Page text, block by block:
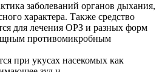
заболеваний органов дыхания,
характера. Также средство
для лечения ОРЗ и разных форм
противомикробным
при укусах насекомых как